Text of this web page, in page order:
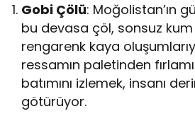
Gobi Çölü: Moğolistan’ın
bu devasa çöl, sonsuz
rengarenk kaya
ressamın paletinden
batımını izlemek, insanı
götürüyor.